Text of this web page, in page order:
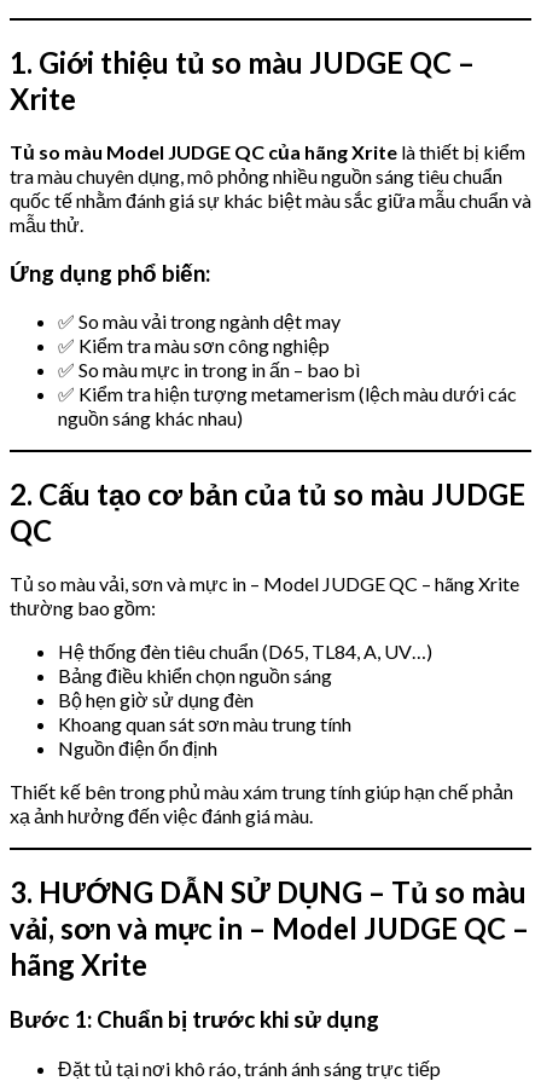
1. Giới thiệu tủ so màu JUDGE QC –
Xrite
Tủ so màu Model JUDGE QC của hãng Xrite là thiết bị kiểm
tra màu chuyên dụng, mô phỏng nhiều nguồn sáng tiêu chuẩn
quốc tế nhằm đánh giá sự khác biệt màu sắc giữa mẫu chuẩn và
mẫu thử.
Ứng dụng phổ biến:
✅ So màu vải trong ngành dệt may
✅ Kiểm tra màu sơn công nghiệp
✅ So màu mực in trong in ấn – bao bì
✅ Kiểm tra hiện tượng metamerism (lệch màu dưới các
nguồn sáng khác nhau)
2. Cấu tạo cơ bản của tủ so màu JUDGE
QC
Tủ so màu vải, sơn và mực in – Model JUDGE QC – hãng Xrite
thường bao gồm:
Hệ thống đèn tiêu chuẩn (D65, TL84, A, UV…)
Bảng điều khiển chọn nguồn sáng
Bộ hẹn giờ sử dụng đèn
Khoang quan sát sơn màu trung tính
Nguồn điện ổn định
Thiết kế bên trong phủ màu xám trung tính giúp hạn chế phản
xạ ảnh hưởng đến việc đánh giá màu.
3. HƯỚNG DẪN SỬ DỤNG – Tủ so màu
vải, sơn và mực in – Model JUDGE QC –
hãng Xrite
Bước 1: Chuẩn bị trước khi sử dụng
Đặt tủ tại nơi khô ráo, tránh ánh sáng trực tiếp